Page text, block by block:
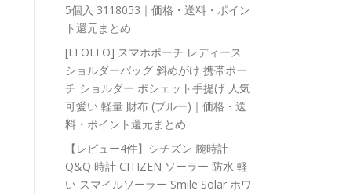
5個入 3118053｜価格・送料・ポイン
ト還元まとめ
[LEOLEO] スマホポーチ レディース
ショルダーバッグ 斜めがけ 携帯ポー
チ ショルダー ポシェット手提げ 人気
可愛い 軽量 財布 (ブルー)｜価格・送
料・ポイント還元まとめ
【レビュー4件】シチズン 腕時計
Q&Q 時計 CITIZEN ソーラー 防水 軽
い スマイルソーラー Smile Solar ホワ